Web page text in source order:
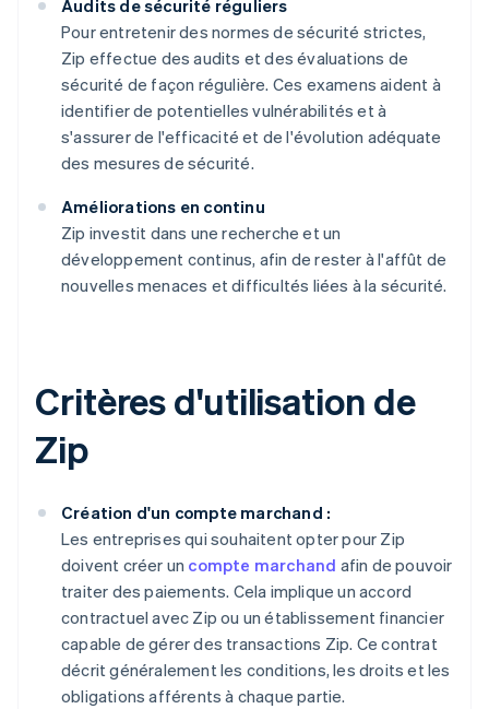
Audits de sécurité réguliers
Pour entretenir des normes de sécurité strictes,
Zip effectue des audits et des évaluations de
sécurité de façon régulière. Ces examens aident à
identifier de potentielles vulnérabilités et à
s'assurer de l'efficacité et de l'évolution adéquate
des mesures de sécurité.
Améliorations en continu
Zip investit dans une recherche et un
développement continus, afin de rester à l'affût de
nouvelles menaces et difficultés liées à la sécurité.
Critères d'utilisation de
Zip
Création d'un compte marchand :
Les entreprises qui souhaitent opter pour Zip
doivent créer un compte marchand afin de pouvoir
traiter des paiements. Cela implique un accord
contractuel avec Zip ou un établissement financier
capable de gérer des transactions Zip. Ce contrat
décrit généralement les conditions, les droits et les
obligations afférents à chaque partie.